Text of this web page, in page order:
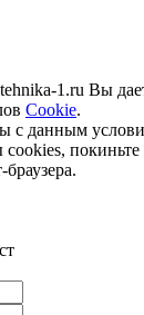
1.ru Вы
Cookie.
с данным
cookies,